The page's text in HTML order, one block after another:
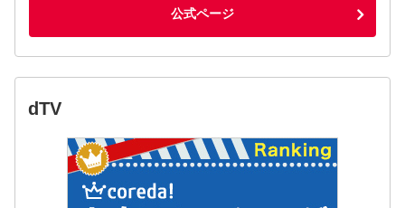
公式ページ
dTV